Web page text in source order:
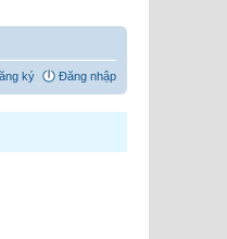
ký Đăng nhập